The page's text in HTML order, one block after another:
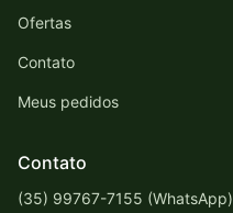
Ofertas
Contato
Meus pedidos
Contato
(35) 99767-7155 (WhatsApp)